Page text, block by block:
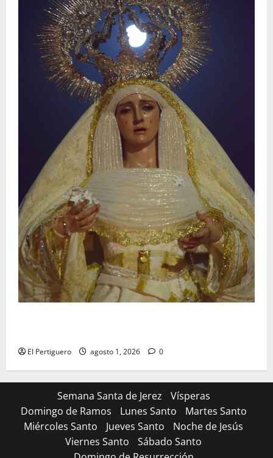
El Pertiguero agosto 1, 2026 0
Semana Santa de Jerez
Vísperas
Domingo de Ramos
Lunes Santo
Martes Santo
Miércoles Santo
Jueves Santo
Noche de Jesús
Viernes Santo
Sábado Santo